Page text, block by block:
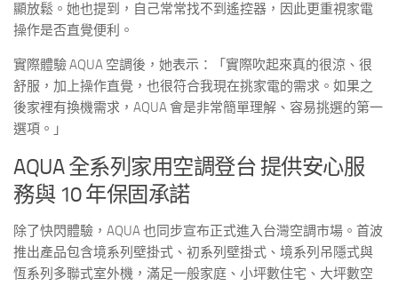
顯放鬆。她也提到，自己常常找不到遙控器，因此更重視家電
操作是否直覺便利。
實際體驗 AQUA 空調後，她表示：「實際吹起來真的很涼、很
舒服，加上操作直覺，也很符合我現在挑家電的需求。如果之
後家裡有換機需求，AQUA 會是非常簡單理解、容易挑選的第一
選項。」
AQUA 全系列家用空調登台 提供安心服
務與 10 年保固承諾
除了快閃體驗，AQUA 也同步宣布正式進入台灣空調市場。首波
推出產品包含境系列壁掛式、初系列壁掛式、境系列吊隱式與
恆系列多聯式室外機，滿足一般家庭、小坪數住宅、大坪數空